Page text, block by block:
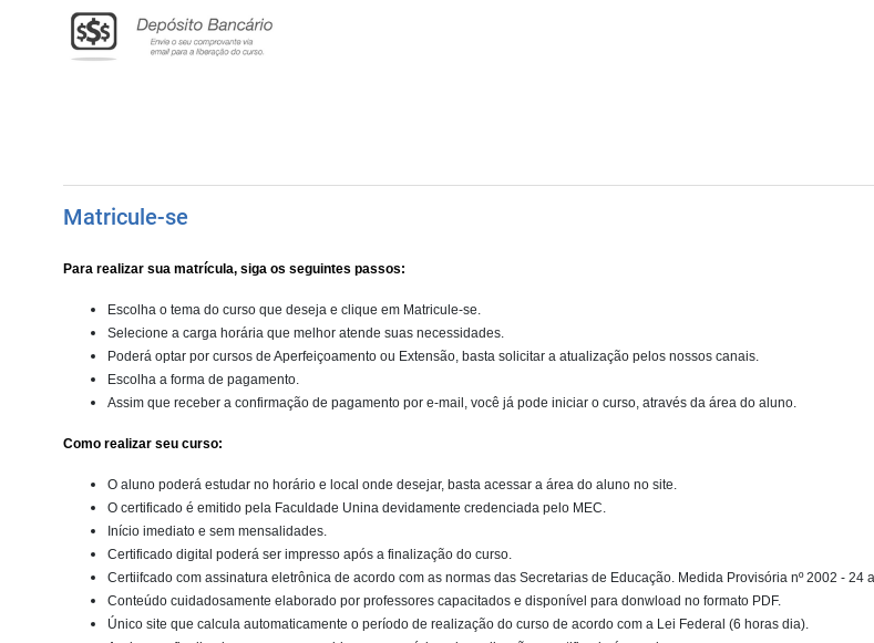
Matricule-se
Para realizar sua matrícula, siga os seguintes passos:
Escolha o tema do curso que deseja e clique em Matricule-se.
Selecione a carga horária que melhor atende suas necessidades.
Poderá optar por cursos de Aperfeiçoamento ou Extensão, basta solicitar a atualização pelos nossos canais.
Escolha a forma de pagamento.
Assim que receber a confirmação de pagamento por e-mail, você já pode iniciar o curso, através da área do aluno.
Como realizar seu curso:
O aluno poderá estudar no horário e local onde desejar, basta acessar a área do aluno no site.
O certificado é emitido pela Faculdade Unina devidamente credenciada pelo MEC.
Início imediato e sem mensalidades.
Certificado digital poderá ser impresso após a finalização do curso.
Certiifcado com assinatura eletrônica de acordo com as normas das Secretarias de Educação. Medida Provisória nº 2002 - 24
Conteúdo cuidadosamente elaborado por professores capacitados e disponível para donwload no formato PDF.
Único site que calcula automaticamente o período de realização do curso de acordo com a Lei Federal (6 horas dia).